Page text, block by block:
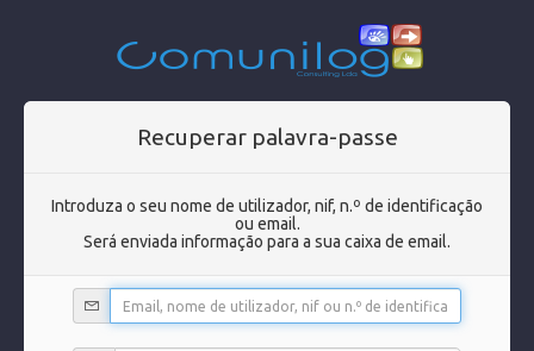
Recuperar palavra-passe
Introduza o seu nome de utilizador, nif, n.º de identificação
ou email.
Será enviada informação para a sua caixa de email.